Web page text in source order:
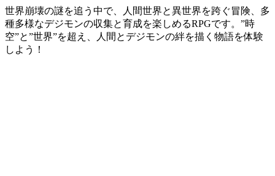
世界崩壊の謎を追う中で、人間世界と異世界を跨ぐ冒険、多
種多様なデジモンの収集と育成を楽しめるRPGです。”時
空”と”世界”を超え、人間とデジモンの絆を描く物語を体験
しよう！